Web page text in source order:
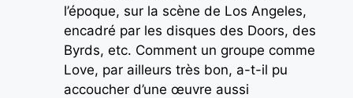
l’époque, sur la scène de Los Angeles,
encadré par les disques des Doors, des
Byrds, etc. Comment un groupe comme
Love, par ailleurs très bon, a-t-il pu
accoucher d’une œuvre aussi